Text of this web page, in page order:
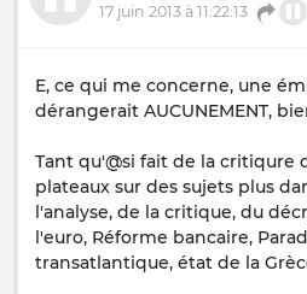
17 juin 2013 à 11:22:13
E, ce qui me concerne, une
dérangerait AUCUNEMENT,
Tant qu'@si fait de la critiqure
plateaux sur des sujets plus
l'analyse, de la critique, du
l'euro, Réforme bancaire,
transatlantique, état de la